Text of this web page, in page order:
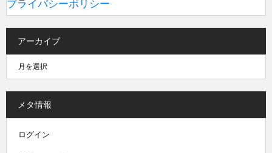
プライバシーポリシー
アーカイブ
メタ情報
ログイン